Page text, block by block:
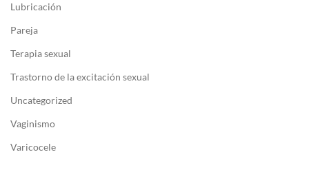
Lubricación
Pareja
Terapia sexual
Trastorno de la excitación sexual
Uncategorized
Vaginismo
Varicocele